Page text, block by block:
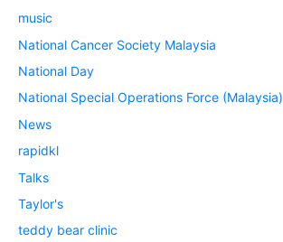
music
National Cancer Society Malaysia
National Day
National Special Operations Force (Malaysia)
News
rapidkl
Talks
Taylor's
teddy bear clinic